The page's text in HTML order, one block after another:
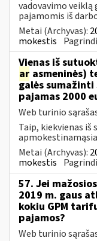
vadovavimo veiklą
pajamomis iš
Metai (Archyvas):
mokestis
Vienas iš
ar asmeninės)
galės
pajamas 2000
Web turinio
Taip, kiekvienas
Metai (Archyvas):
mokestis
57. Jei
2019 m. gaus
kokiu GPM
pajamos?
Web turinio